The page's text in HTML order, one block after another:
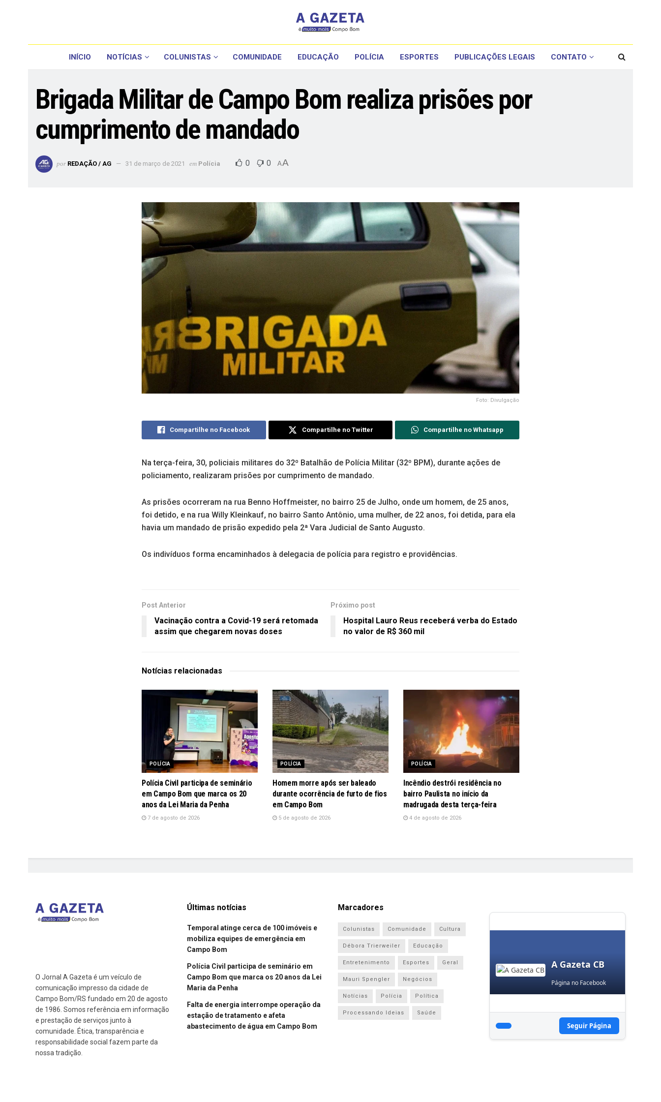
INÍCIO NOTÍCIAS COLUNISTAS COMUNIDADE EDUCAÇÃO POLÍCIA ESPORTES PUBLICAÇÕES LEGAIS CONTATO
Brigada Militar de Campo Bom realiza prisões por
cumprimento de mandado
por REDAÇÃO / AG 31 de março de 2021 em Polícia 0 0 AA
Foto: Divulgação
Compartilhe no Facebook Compartilhe no Twitter Compartilhe no Whatsapp
Na terça-feira, 30, policiais militares do 32º Batalhão de Polícia Militar (32º BPM), durante ações de
policiamento, realizaram prisões por cumprimento de mandado.
As prisões ocorreram na rua Benno Hoffmeister, no bairro 25 de Julho, onde um homem, de 25 anos,
foi detido, e na rua Willy Kleinkauf, no bairro Santo Antônio, uma mulher, de 22 anos, foi detida, para ela
havia um mandado de prisão expedido pela 2ª Vara Judicial de Santo Augusto.
Os indivíduos forma encaminhados à delegacia de polícia para registro e providências.
Post Anterior
Vacinação contra a Covid-19 será retomada
assim que chegarem novas doses
Próximo post
Hospital Lauro Reus receberá verba do Estado
no valor de R$ 360 mil
Notícias relacionadas
POLÍCIA
Polícia Civil participa de seminário
em Campo Bom que marca os 20
anos da Lei Maria da Penha
7 de agosto de 2026
POLÍCIA
Homem morre após ser baleado
durante ocorrência de furto de fios
em Campo Bom
5 de agosto de 2026
POLÍCIA
Incêndio destrói residência no
bairro Paulista no início da
madrugada desta terça-feira
4 de agosto de 2026
O Jornal A Gazeta é um veículo de
comunicação impresso da cidade de
Campo Bom/RS fundado em 20 de agosto
de 1986. Somos referência em informação
e prestação de serviços junto à
comunidade. Ética, transparência e
responsabilidade social fazem parte da
nossa tradição.
Últimas notícias
Temporal atinge cerca de 100 imóveis e
mobiliza equipes de emergência em
Campo Bom
Polícia Civil participa de seminário em
Campo Bom que marca os 20 anos da Lei
Maria da Penha
Falta de energia interrompe operação da
estação de tratamento e afeta
abastecimento de água em Campo Bom
Marcadores
Colunistas Comunidade Cultura
Débora Trierweiler Educação
Entretenimento Esportes Geral
Mauri Spengler Negócios
Notícias Polícia Política
Processando Ideias Saúde
A Gazeta CB
Página no Facebook
Seguir Página